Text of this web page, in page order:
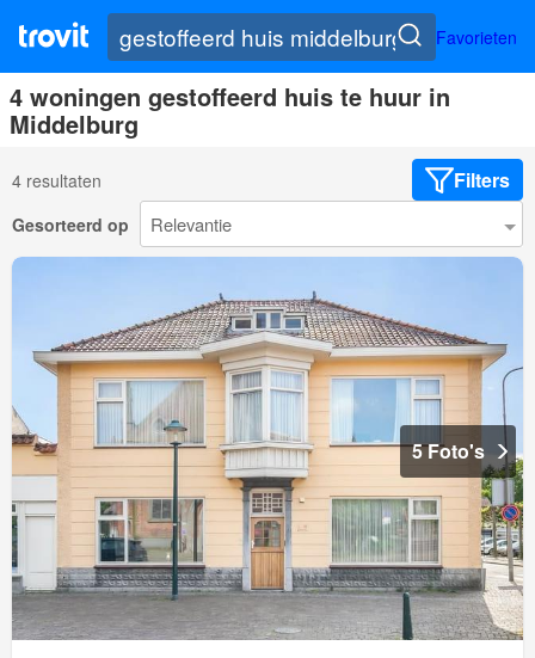
Favorieten
4 woningen gestoffeerd huis te huur in
Middelburg
4 resultaten Filters
Gesorteerd op
5 Foto's